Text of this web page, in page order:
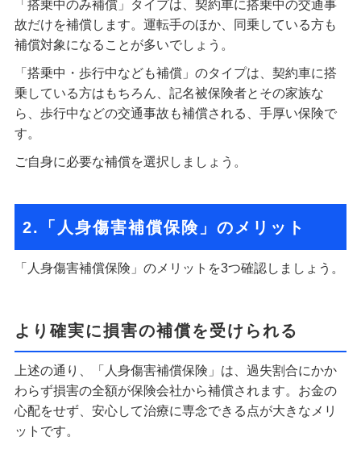
「搭乗中のみ補償」タイプは、契約車に搭乗中の交通事
故だけを補償します。運転手のほか、同乗している方も
補償対象になることが多いでしょう。
「搭乗中・歩行中なども補償」のタイプは、契約車に搭
乗している方はもちろん、記名被保険者とその家族な
ら、歩行中などの交通事故も補償される、手厚い保険で
す。
ご自身に必要な補償を選択しましょう。
2.「人身傷害補償保険」のメリット
「人身傷害補償保険」のメリットを3つ確認しましょう。
より確実に損害の補償を受けられる
上述の通り、「人身傷害補償保険」は、過失割合にかか
わらず損害の全額が保険会社から補償されます。お金の
心配をせず、安心して治療に専念できる点が大きなメリ
ットです。